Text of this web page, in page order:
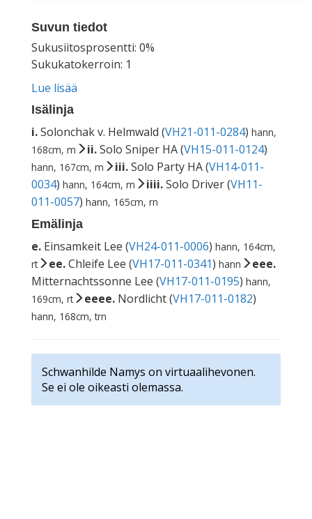
Suvun tiedot
Sukusiitosprosentti: 0%
Sukukatokerroin: 1
Lue lisää
Isälinja
i.Solonchak v. Helmwald (VH21-011-0284) hann,
168cm, m
ii.Solo Sniper HA (VH15-011-0124)
hann, 167cm, m iii.Solo Party HA (VH14-011-
0034) hann, 164cm, m iiii.Solo Driver (VH11-
011-0057) hann, 165cm, rn
Emälinja
e. Einsamkeit Lee (VH24-011-0006) hann, 164cm,
rt
ee.Chleife Lee (VH17-011-0341) hann
eee.
Mitternachtssonne Lee (VH17-011-0195) hann,
169cm, rt
eeee. Nordlicht (VH17-011-0182)
hann, 168cm, trn
Schwanhilde Namys on virtuaalihevonen.
Se ei ole oikeasti olemassa.